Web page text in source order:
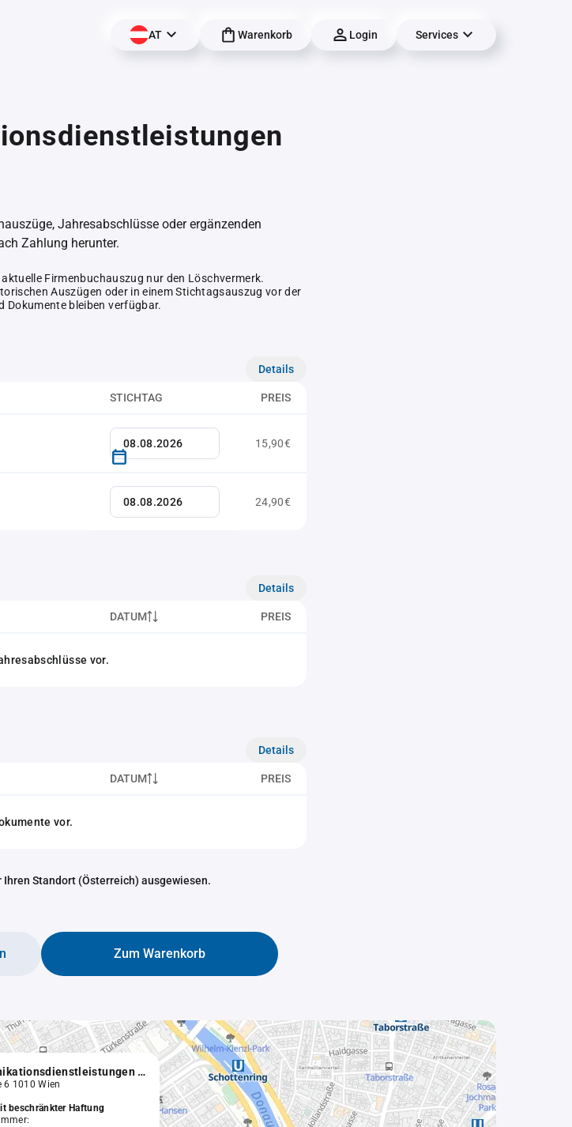
AT Warenkorb Login Services
Jahresabschlüsse oder ergänzenden
Zahlung herunter.
Firmenbuchauszug nur den Löschvermerk.
Auszügen oder in einem Stichtagsauszug vor der
Dokumente bleiben verfügbar.
Details
STICHTAG PREIS
15,90€
24,90€
Details
DATUM PREIS
vor.
Details
DATUM PREIS
vor.
Standort (Österreich) ausgewiesen.
Zum Warenkorb
IBC Kommunikationsdienstleistungen Ges.m.b.H.
6 1010 Wien
beschränkter Haftung